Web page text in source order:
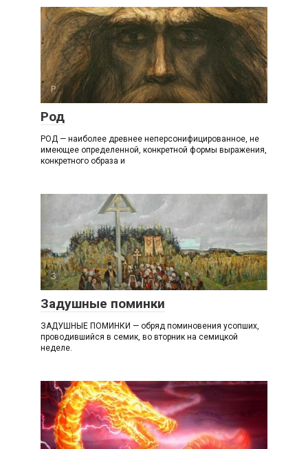
Р
Род
РОД — наиболее древнее неперсонифицированное, не
имеющее определенной, конкретной формы выражения,
конкретного образа и
З
Задушные поминки
ЗАДУШНЫЕ ПОМИНКИ — обряд поминовения усопших,
проводившийся в семик, во вторник на семицкой
неделе.